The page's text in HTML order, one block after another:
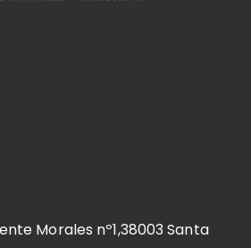
Morales nº1,38003 Santa